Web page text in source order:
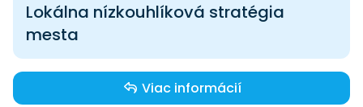
Lokálna nízkouhlíková stratégia
mesta
Viac informácií